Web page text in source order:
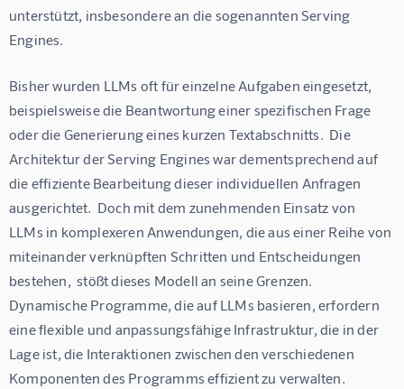
unterstützt, insbesondere an die sogenannten Serving
Engines.
Bisher wurden LLMs oft für einzelne Aufgaben eingesetzt,
beispielsweise die Beantwortung einer spezifischen Frage
oder die Generierung eines kurzen Textabschnitts.  Die
Architektur der Serving Engines war dementsprechend auf
die effiziente Bearbeitung dieser individuellen Anfragen
ausgerichtet.  Doch mit dem zunehmenden Einsatz von
LLMs in komplexeren Anwendungen, die aus einer Reihe von
miteinander verknüpften Schritten und Entscheidungen
bestehen,  stößt dieses Modell an seine Grenzen.
Dynamische Programme, die auf LLMs basieren, erfordern
eine flexible und anpassungsfähige Infrastruktur, die in der
Lage ist, die Interaktionen zwischen den verschiedenen
Komponenten des Programms effizient zu verwalten.